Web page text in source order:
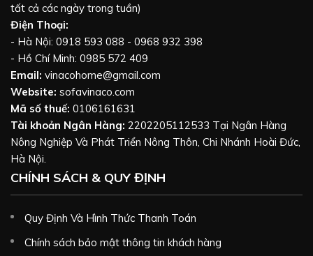
tất cả các ngày trong tuần)
Điện Thoại:
- Hà Nội: 0918 593 088 - 0968 932 398
- Hồ Chí Minh: 0985 572 409
Email: vinacohome@gmail.com
Website: sofavinaco.com
Mã số thuế: 0106161631
Tài khoản Ngân Hàng: 2202205112533 Tại Ngân Hàng
Nông Nghiệp Và Phát Triển Nông Thôn, Chi Nhánh Hoài Đức,
Hà Nội.
CHÍNH SÁCH & QUY ĐỊNH
Quy Định Và Hình Thức Thanh Toán
Chính sách bảo mật thông tin khách hàng